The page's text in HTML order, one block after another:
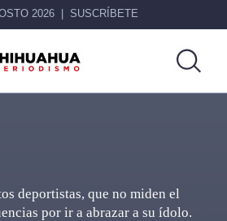
2026 SUSCRÍBETE
deportistas, que no miden el
por ir a abrazar a su ídolo.